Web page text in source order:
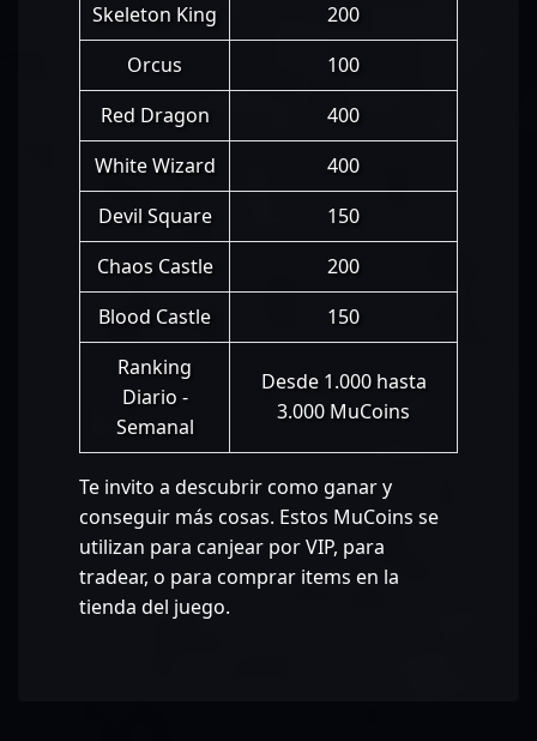
Skeleton King
200
Orcus
100
Red Dragon
400
White Wizard
400
Devil Square
150
Chaos Castle
200
Blood Castle
150
Ranking
Diario -
Semanal
Desde 1.000 hasta
3.000 MuCoins
Te invito a descubrir como ganar y
conseguir más cosas. Estos MuCoins se
utilizan para canjear por VIP, para
tradear, o para comprar items en la
tienda del juego.